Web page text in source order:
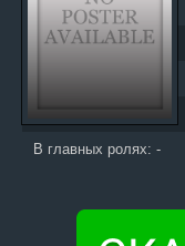
В главных ролях: -